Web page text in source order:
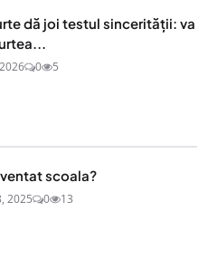
dă joi testul sincerității: va
0 5
scoala?
2025 0 13